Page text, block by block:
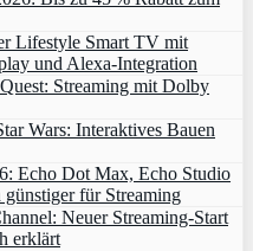
Lifestyle Smart TV mit
und Alexa‑Integration
Streaming mit Dolby
Wars: Interaktives Bauen
Echo Dot Max, Echo Studio
für Streaming
Neuer Streaming‑Start
erklärt